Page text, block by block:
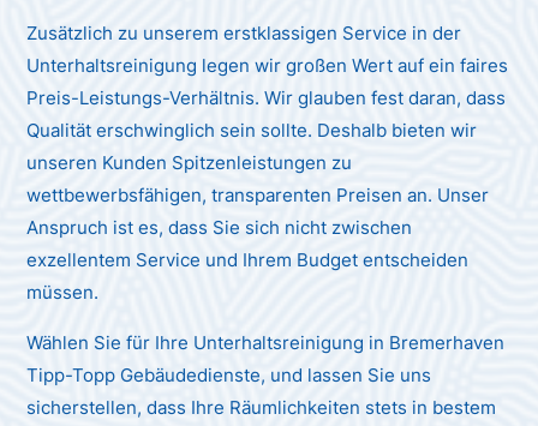
Zusätzlich zu unserem erstklassigen Service in der
Unterhaltsreinigung legen wir großen Wert auf ein faires
Preis-Leistungs-Verhältnis. Wir glauben fest daran, dass
Qualität erschwinglich sein sollte. Deshalb bieten wir
unseren Kunden Spitzenleistungen zu
wettbewerbsfähigen, transparenten Preisen an. Unser
Anspruch ist es, dass Sie sich nicht zwischen
exzellentem Service und Ihrem Budget entscheiden
müssen.
Wählen Sie für Ihre Unterhaltsreinigung in Bremerhaven
Tipp-Topp Gebäudedienste, und lassen Sie uns
sicherstellen, dass Ihre Räumlichkeiten stets in bestem